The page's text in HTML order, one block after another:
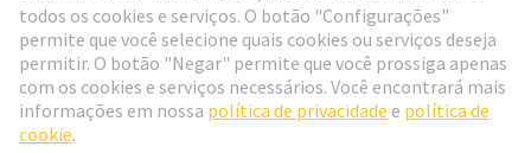
Portugal Português